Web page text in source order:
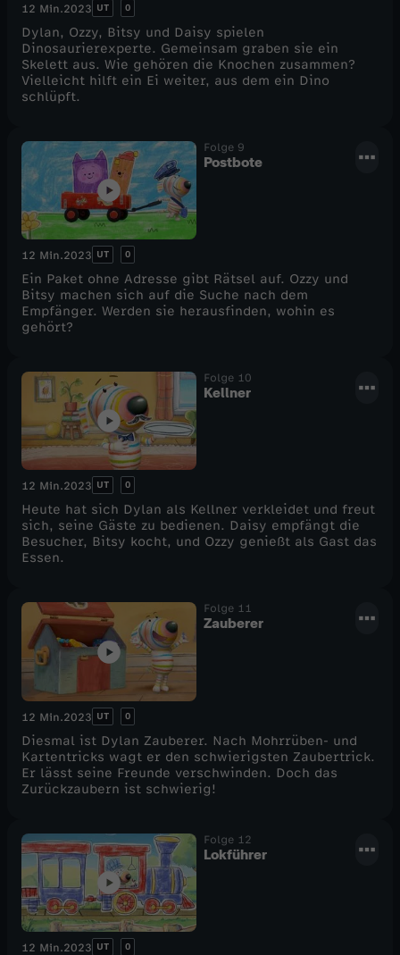
12 Min.2023 UT 0
Dylan, Ozzy, Bitsy und Daisy spielen
Dinosaurierexperte. Gemeinsam graben sie ein
Skelett aus. Wie gehören die Knochen zusammen?
Vielleicht hilft ein Ei weiter, aus dem ein Dino
schlüpft.
Folge 9
Postbote
12 Min.2023 UT 0
Ein Paket ohne Adresse gibt Rätsel auf. Ozzy und
Bitsy machen sich auf die Suche nach dem
Empfänger. Werden sie herausfinden, wohin es
gehört?
Folge 10
Kellner
12 Min.2023 UT 0
Heute hat sich Dylan als Kellner verkleidet und freut
sich, seine Gäste zu bedienen. Daisy empfängt die
Besucher, Bitsy kocht, und Ozzy genießt als Gast das
Essen.
Folge 11
Zauberer
12 Min.2023 UT 0
Diesmal ist Dylan Zauberer. Nach Mohrrüben- und
Kartentricks wagt er den schwierigsten Zaubertrick.
Er lässt seine Freunde verschwinden. Doch das
Zurückzaubern ist schwierig!
Folge 12
Lokführer
12 Min.2023 UT 0